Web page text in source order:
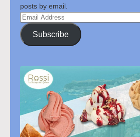
posts by email.
Email
Address
Subscribe